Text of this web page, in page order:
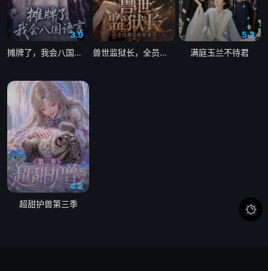
3.9
摊牌了，我会八国语言
兽世监狱长，全员都是哈基米第一季
5.2
满庭玉兰不待君
4.2
超甜护兽第三季
